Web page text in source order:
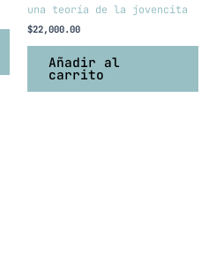
una teoría de la jovencita
$22,000.00
Añadir al
carrito